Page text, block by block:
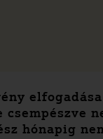
hónapig